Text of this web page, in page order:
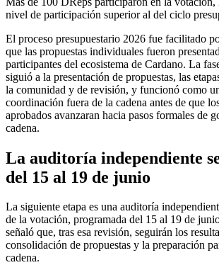
nivel de participación superior al del ciclo
El proceso presupuestario 2026 fue facilitado
que las propuestas individuales fueron
participantes del ecosistema de Cardano. La
siguió a la presentación de propuestas, las
la comunidad y de revisión, y funcionó como
coordinación fuera de la cadena antes de que
aprobados avanzaran hacia pasos formales de
cadena.
La auditoría independiente
del 15 al 19 de junio
La siguiente etapa es una auditoría
de la votación, programada del 15 al 19 de
señaló que, tras esa revisión, seguirán los
consolidación de propuestas y la preparación
cadena.